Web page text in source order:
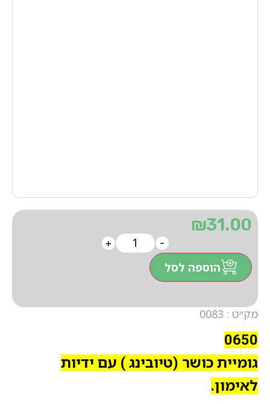
מק״ט : 0083
0650
גומיית כושר (טיובינג ) עם ידיות
לאימון.
₪31.00
-
+
הוספה לסל